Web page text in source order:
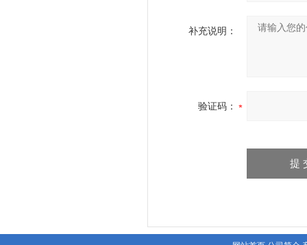
补充说明：
验证码：